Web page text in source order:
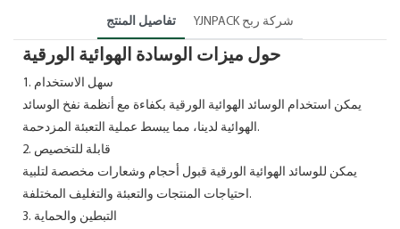
تفاصيل المنتج YJNPACK شركة ربح
حول ميزات الوسادة الهوائية الورقية
1. سهل الاستخدام
يمكن استخدام الوسائد الهوائية الورقية بكفاءة مع أنظمة نفخ الوسائد
الهوائية لدينا، مما يبسط عملية التعبئة المزدحمة.
2. قابلة للتخصيص
يمكن للوسائد الهوائية الورقية قبول أحجام وشعارات مخصصة لتلبية
احتياجات المنتجات والتعبئة والتغليف المختلفة.
3. التبطين والحماية